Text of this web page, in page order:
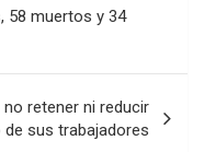
58 muertos y 34
retener ni reducir
de sus trabajadores